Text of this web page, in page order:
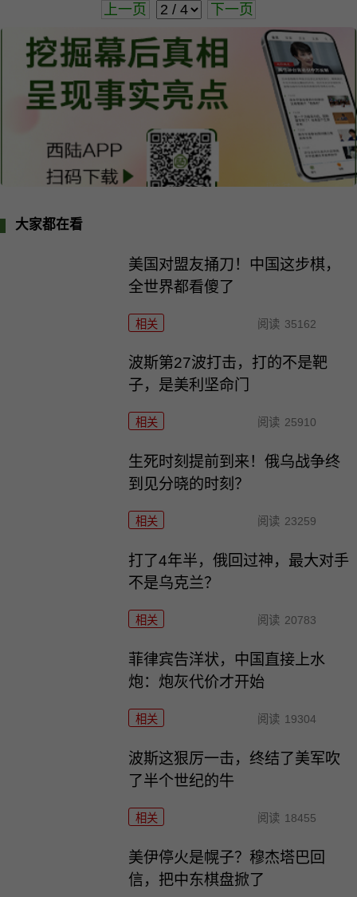
上一页 下一页
大家都在看
美国对盟友捅刀！中国这步棋，
全世界都看傻了
相关 阅读 35162
波斯第27波打击，打的不是靶
子，是美利坚命门
相关 阅读 25910
生死时刻提前到来！俄乌战争终
到见分晓的时刻？
相关 阅读 23259
打了4年半，俄回过神，最大对手
不是乌克兰？
相关 阅读 20783
菲律宾告洋状，中国直接上水
炮：炮灰代价才开始
相关 阅读 19304
波斯这狠厉一击，终结了美军吹
了半个世纪的牛
相关 阅读 18455
美伊停火是幌子？穆杰塔巴回
信，把中东棋盘掀了